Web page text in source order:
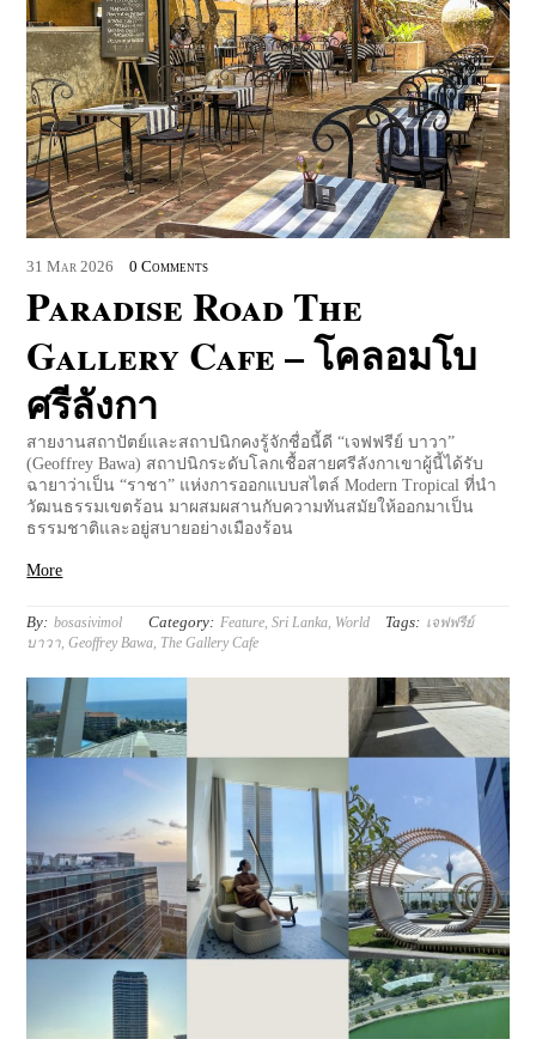
31 Mar 2026 0 Comments
Paradise Road The
Gallery Cafe – โคลอมโบ
ศรีลังกา
สายงานสถาปัตย์และสถาปนิกคงรู้จักชื่อนี้ดี “เจฟฟรีย์​ บาวา”
(Geoffrey Bawa) สถาปนิกระดับโลกเชื้อสายศรีลังกาเขาผู้นี้ได้รับ
ฉายาว่าเป็น “ราชา” แห่งการออกแบบสไตล์ Modern Tropical ที่นำ
วัฒนธรรมเขตร้อน มาผสมผสานกับความทันสมัยให้ออกมาเป็น
ธรรมชาติและอยู่สบายอย่างเมืองร้อน
More
By: bosasivimol Category: Feature,Sri Lanka, World Tags: เจฟฟรีย์​
บาวา,Geoffrey Bawa, The Gallery Cafe